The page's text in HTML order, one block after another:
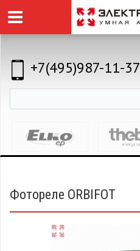
+7(495)987-11-37
Фотореле ORBIFOT